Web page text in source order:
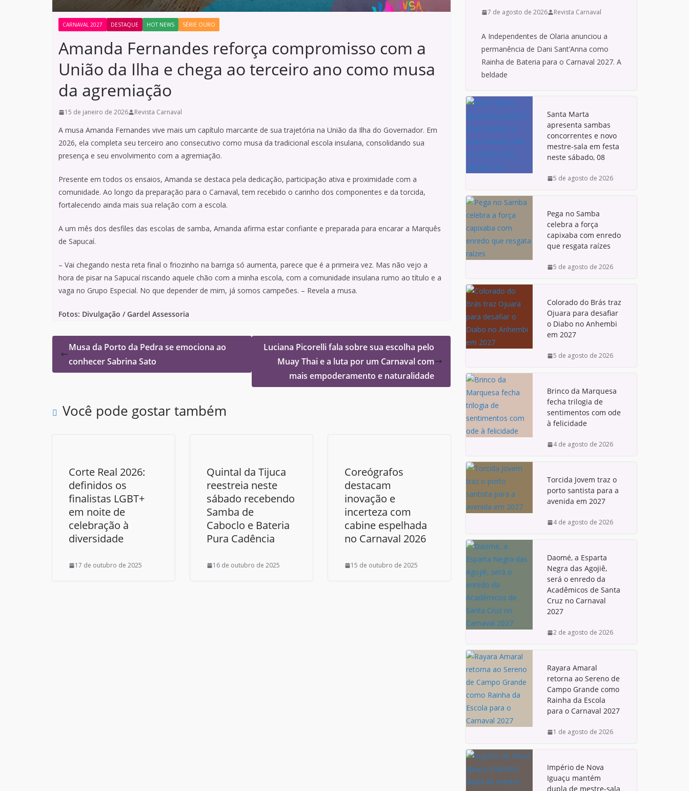
CARNAVAL 2027 DESTAQUE HOT NEWS SÉRIE OURO
Amanda Fernandes reforça compromisso com a
União da Ilha e chega ao terceiro ano como musa
da agremiação
15 de janeiro de 2026 Revista Carnaval
A musa Amanda Fernandes vive mais um capítulo marcante de sua trajetória na União da Ilha do Governador. Em
2026, ela completa seu terceiro ano consecutivo como musa da tradicional escola insulana, consolidando sua
presença e seu envolvimento com a agremiação.
Presente em todos os ensaios, Amanda se destaca pela dedicação, participação ativa e proximidade com a
comunidade. Ao longo da preparação para o Carnaval, tem recebido o carinho dos componentes e da torcida,
fortalecendo ainda mais sua relação com a escola.
A um mês dos desfiles das escolas de samba, Amanda afirma estar confiante e preparada para encarar a Marquês
de Sapucaí.
– Vai chegando nesta reta final o friozinho na barriga só aumenta, parece que é a primeira vez. Mas não vejo a
hora de pisar na Sapucaí riscando aquele chão com a minha escola, com a comunidade insulana rumo ao título e a
vaga no Grupo Especial. No que depender de mim, já somos campeões. – Revela a musa.
Fotos: Divulgação / Gardel Assessoria
Musa da Porto da Pedra se emociona ao
conhecer Sabrina Sato
Luciana Picorelli fala sobre sua escolha pelo
Muay Thai e a luta por um Carnaval com
mais empoderamento e naturalidade
Você pode gostar também
Corte Real 2026:
definidos os
finalistas LGBT+
em noite de
celebração à
diversidade
17 de outubro de 2025
Quintal da Tijuca
reestreia neste
sábado recebendo
Samba de
Caboclo e Bateria
Pura Cadência
16 de outubro de 2025
Coreógrafos
destacam
inovação e
incerteza com
cabine espelhada
no Carnaval 2026
15 de outubro de 2025
7 de agosto de 2026 Revista Carnaval
A Independentes de Olaria anunciou a
permanência de Dani Sant’Anna como
Rainha de Bateria para o Carnaval 2027. A
beldade
Santa Marta
apresenta sambas
concorrentes e novo
mestre-sala em festa
neste sábado, 08
5 de agosto de 2026
Pega no Samba
celebra a força
capixaba com enredo
que resgata raízes
5 de agosto de 2026
Colorado do Brás traz
Ojuara para desafiar
o Diabo no Anhembi
em 2027
5 de agosto de 2026
Brinco da Marquesa
fecha trilogia de
sentimentos com ode
à felicidade
4 de agosto de 2026
Torcida Jovem traz o
porto santista para a
avenida em 2027
4 de agosto de 2026
Daomé, a Esparta
Negra das Agojiê,
será o enredo da
Acadêmicos de Santa
Cruz no Carnaval
2027
2 de agosto de 2026
Rayara Amaral
retorna ao Sereno de
Campo Grande como
Rainha da Escola
para o Carnaval 2027
1 de agosto de 2026
Império de Nova
Iguaçu mantém
dupla de mestre-sala